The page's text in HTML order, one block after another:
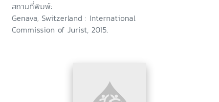
สถานที่พิมพ์:
Genava, Switzerland : International
Commission of Jurist, 2015.